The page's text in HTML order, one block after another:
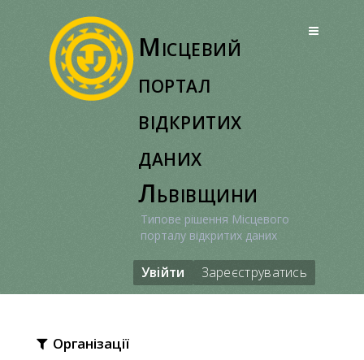
Місцевий
портал
відкритих
даних
Львівщини
Типове рішення Місцевого
порталу відкритих даних
Увійти Зареєструватись
Організації